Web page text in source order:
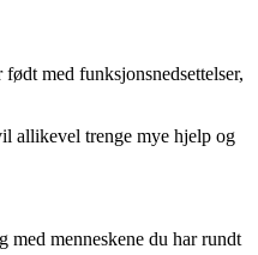
med funksjonsnedsettelser,
allikevel trenge mye hjelp og
menneskene du har rundt